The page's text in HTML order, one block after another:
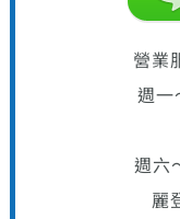
營業
週
週六
麗